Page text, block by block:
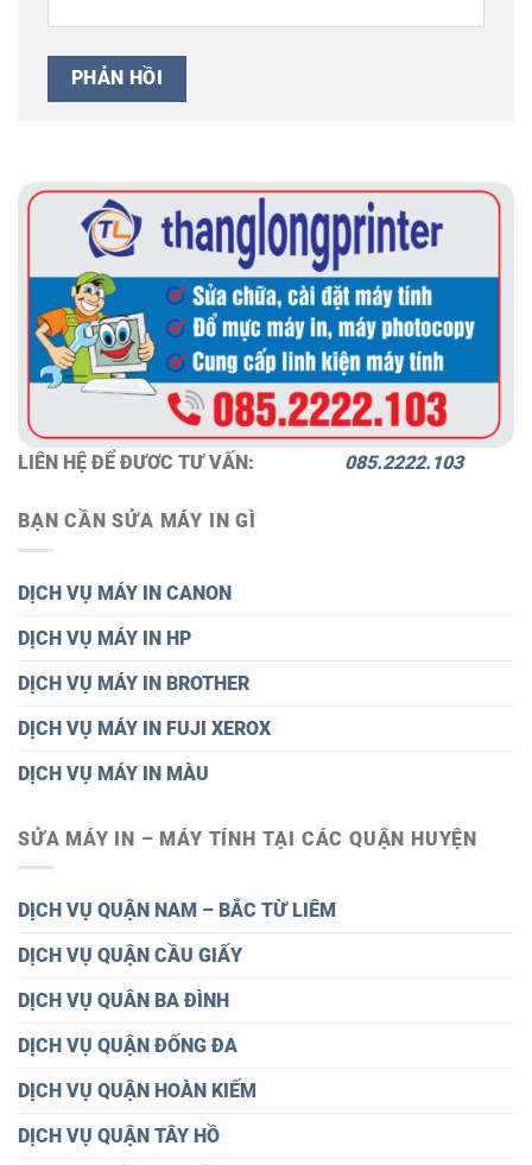
LIÊN HỆ ĐỂ ĐƯƠC TƯ VẤN: 085.2222.103
BẠN CẦN SỬA MÁY IN GÌ
DỊCH VỤ MÁY IN CANON
DỊCH VỤ MÁY IN HP
DỊCH VỤ MÁY IN BROTHER
DỊCH VỤ MÁY IN FUJI XEROX
DỊCH VỤ MÁY IN MÀU
SỬA MÁY IN – MÁY TÍNH TẠI CÁC QUẬN HUYỆN
DỊCH VỤ QUẬN NAM – BẮC TỪ LIÊM
DỊCH VỤ QUẬN CẦU GIẤY
DỊCH VỤ QUÂN BA ĐÌNH
DỊCH VỤ QUẬN ĐỐNG ĐA
DỊCH VỤ QUẬN HOÀN KIẾM
DỊCH VỤ QUẬN TÂY HỒ